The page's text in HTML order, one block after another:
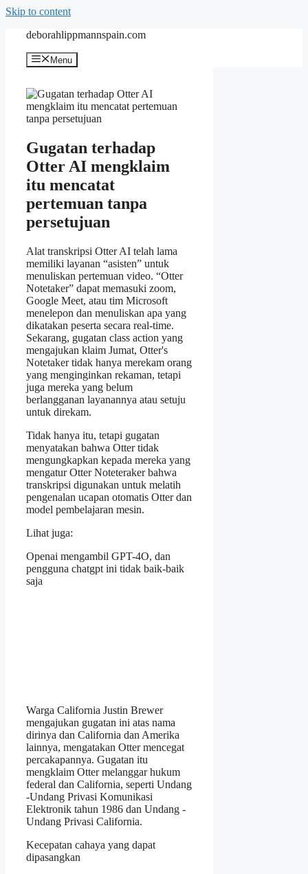
Skip to content
deborahlippmannspain.com
Menu
Gugatan terhadap
Otter AI mengklaim
itu mencatat
pertemuan tanpa
persetujuan
Alat transkripsi Otter AI telah lama
memiliki layanan “asisten” untuk
menuliskan pertemuan video. “Otter
Notetaker” dapat memasuki zoom,
Google Meet, atau tim Microsoft
menelepon dan menuliskan apa yang
dikatakan peserta secara real-time.
Sekarang, gugatan class action yang
mengajukan klaim Jumat, Otter's
Notetaker tidak hanya merekam orang
yang menginginkan rekaman, tetapi
juga mereka yang belum
berlangganan layanannya atau setuju
untuk direkam.
Tidak hanya itu, tetapi gugatan
menyatakan bahwa Otter tidak
mengungkapkan kepada mereka yang
mengatur Otter Noteteraker bahwa
transkripsi digunakan untuk melatih
pengenalan ucapan otomatis Otter dan
model pembelajaran mesin.
Lihat juga:
Openai mengambil GPT-4O, dan
pengguna chatgpt ini tidak baik-baik
saja
Warga California Justin Brewer
mengajukan gugatan ini atas nama
dirinya dan California dan Amerika
lainnya, mengatakan Otter mencegat
percakapannya. Gugatan itu
mengklaim Otter melanggar hukum
federal dan California, seperti Undang
-Undang Privasi Komunikasi
Elektronik tahun 1986 dan Undang -
Undang Privasi California.
Kecepatan cahaya yang dapat
dipasangkan